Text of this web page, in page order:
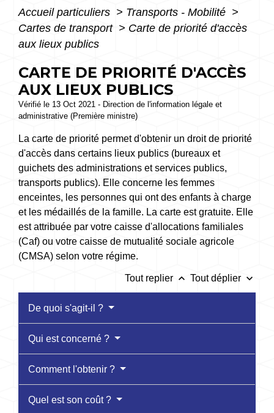
Accueil particuliers > Transports - Mobilité >
Cartes de transport > Carte de priorité d'accès
aux lieux publics
CARTE DE PRIORITÉ D'ACCÈS
AUX LIEUX PUBLICS
Vérifié le 13 Oct 2021 - Direction de l'information légale et
administrative (Première ministre)
La carte de priorité permet d'obtenir un droit de priorité
d'accès dans certains lieux publics (bureaux et
guichets des administrations et services publics,
transports publics). Elle concerne les femmes
enceintes, les personnes qui ont des enfants à charge
et les médaillés de la famille. La carte est gratuite. Elle
est attribuée par votre caisse d'allocations familiales
(Caf) ou votre caisse de mutualité sociale agricole
(CMSA) selon votre régime.
Tout replier keyboard_arrow_up Tout déplier keyboard_arrow_down
De quoi s'agit-il ?
Qui est concerné ?
Comment l'obtenir ?
Quel est son coût ?